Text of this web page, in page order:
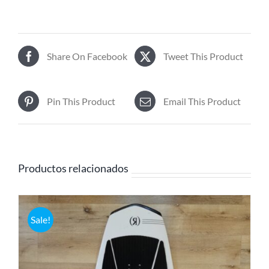
Share On Facebook Tweet This Product
Pin This Product Email This Product
Productos relacionados
Sale!